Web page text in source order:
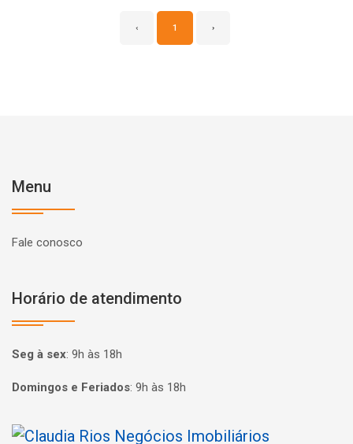
‹ 1 ›
Menu
Fale conosco
Horário de atendimento
Seg à sex: 9h às 18h
Domingos e Feriados: 9h às 18h
Página inicial